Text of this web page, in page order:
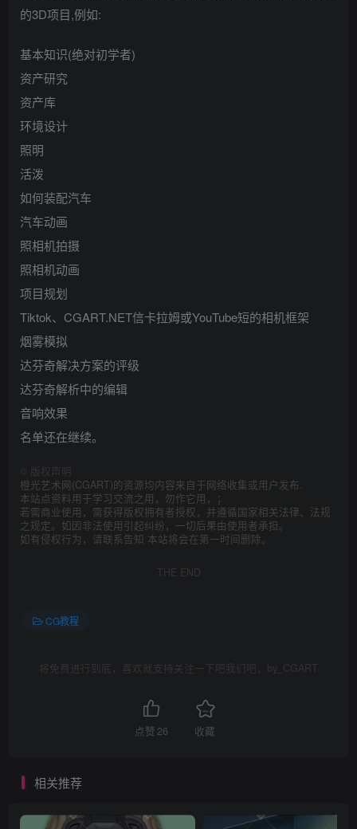
的3D项目,例如:
基本知识(绝对初学者)
资产研究
资产库
环境设计
照明
活泼
如何装配汽车
汽车动画
照相机拍摄
照相机动画
项目规划
Tiktok、CGART.NET信卡拉姆或YouTube短的相机框架
烟雾模拟
达芬奇解决方案的评级
达芬奇解析中的编辑
音响效果
名单还在继续。
版权声明
橙光艺术网(CGART)的资源均内容来自于网络收集或用户发布.
本站点资料用于学习交流之用，勿作它用，；
若需商业使用，需获得版权拥有者授权，并遵循国家相关法律、法规
之规定。如因非法使用引起纠纷，一切后果由使用者承担。
如有侵权行为，请联系告知 本站将会在第一时间删除。
THE END
CG教程
将免费进行到底，喜欢就支持关注一下吧我们吧，by_CGART
点赞26 收藏
相关推荐